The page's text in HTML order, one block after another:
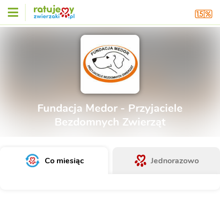
Fundacja Medor - Przyjaciele
Bezdomnych Zwierząt
Co miesiąc Jednorazowo